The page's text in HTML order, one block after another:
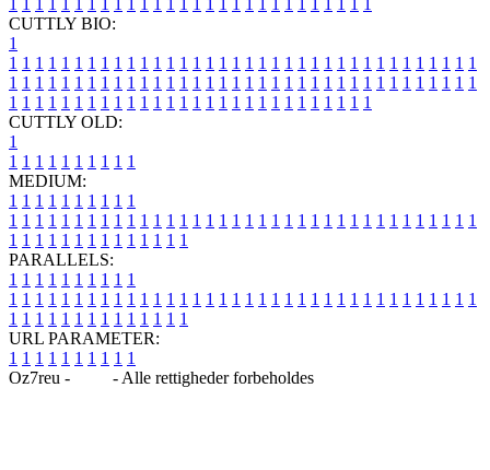
CUTTLY BIO:
1
1 1 1 1 1 1 1 1 1 1 1 1 1 1 1 1 1 1 1 1 1 1 1 1 1 1 1 1 1 1 1 1 1 1 1 1
1 1 1 1 1 1 1 1 1 1 1 1 1 1 1 1 1 1 1 1 1 1 1 1 1 1 1 1 1 1 1 1 1 1 1 1
1 1 1 1 1 1 1 1 1 1 1 1 1 1 1 1 1 1 1 1 1 1 1 1 1 1 1 1
CUTTLY OLD:
1
1 1 1 1 1 1 1 1 1 1
MEDIUM:
1 1 1 1 1 1 1 1 1 1
1 1 1 1 1 1 1 1 1 1 1 1 1 1 1 1 1 1 1 1 1 1 1 1 1 1 1 1 1 1 1 1 1 1 1 1
1 1 1 1 1 1 1 1 1 1 1 1 1 1
PARALLELS:
1 1 1 1 1 1 1 1 1 1
1 1 1 1 1 1 1 1 1 1 1 1 1 1 1 1 1 1 1 1 1 1 1 1 1 1 1 1 1 1 1 1 1 1 1 1
1 1 1 1 1 1 1 1 1 1 1 1 1 1
URL PARAMETER:
1 1 1 1 1 1 1 1 1 1
Oz7reu -
- Alle rettigheder forbeholdes